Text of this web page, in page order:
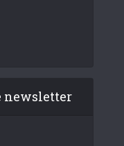
newsletter